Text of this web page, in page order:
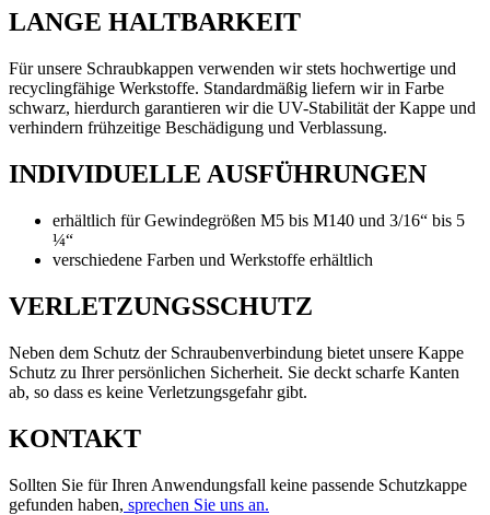
LANGE HALTBARKEIT
Für unsere Schraubkappen verwenden wir stets hochwertige und
recyclingfähige Werkstoffe. Standardmäßig liefern wir in Farbe
schwarz, hierdurch garantieren wir die UV-Stabilität der Kappe und
verhindern frühzeitige Beschädigung und Verblassung.
INDIVIDUELLE AUSFÜHRUNGEN
erhältlich für Gewindegrößen M5 bis M140 und 3/16“ bis 5
¼“
verschiedene Farben und Werkstoffe erhältlich
VERLETZUNGSSCHUTZ
Neben dem Schutz der Schraubenverbindung bietet unsere Kappe
Schutz zu Ihrer persönlichen Sicherheit. Sie deckt scharfe Kanten
ab, so dass es keine Verletzungsgefahr gibt.
KONTAKT
Sollten Sie für Ihren Anwendungsfall keine passende Schutzkappe
gefunden haben, sprechen Sie uns an.